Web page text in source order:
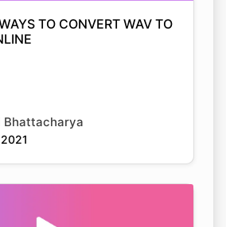
TO CONVERT WAV TO
Bhattacharya